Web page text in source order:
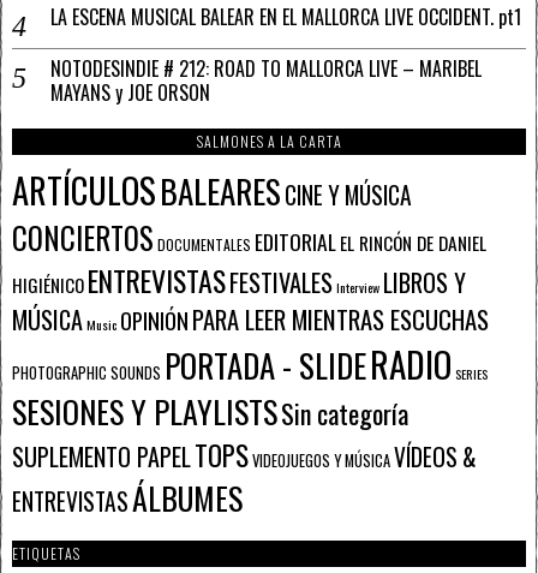
LA ESCENA MUSICAL BALEAR EN EL MALLORCA LIVE OCCIDENT. pt1
NOTODESINDIE # 212: ROAD TO MALLORCA LIVE – MARIBEL
MAYANS y JOE ORSON
SALMONES A LA CARTA
ARTÍCULOSBALEARESCINE Y MÚSICA
CONCIERTOS DOCUMENTALES EDITORIALEL RINCÓN DE DANIEL
HIGIÉNICOENTREVISTASFESTIVALESInterview LIBROS Y
MÚSICAMusic OPINIÓNPARA LEER MIENTRAS ESCUCHAS
PHOTOGRAPHIC SOUNDS PORTADA - SLIDERADIO SERIES
SESIONES Y PLAYLISTSSin categoría
SUPLEMENTO PAPELTOPSVIDEOJUEGOS Y MÚSICAVÍDEOS &
ENTREVISTASÁLBUMES
ETIQUETAS